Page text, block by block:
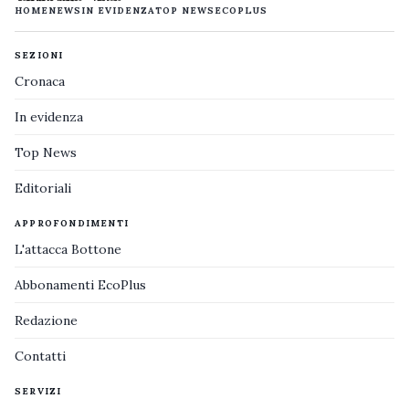
HOMENEWS IN EVIDENZATOP NEWS ECOPLUS
SEZIONI
Cronaca
In evidenza
Top News
Editoriali
APPROFONDIMENTI
L'attacca Bottone
Abbonamenti EcoPlus
Redazione
Contatti
SERVIZI